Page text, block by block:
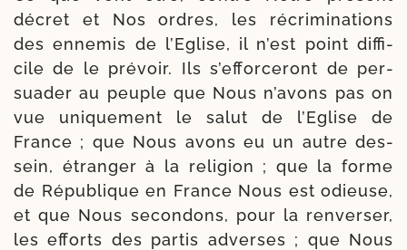
décret et Nos ordres, les récri­mi­na­tions
des enne­mis de l’Eglise, il n’est point dif­fi­
cile de le pré­voir. Ils s’efforceront de per­
sua­der au peuple que Nous n’avons pas on
vue uni­que­ment le salut de l’Eglise de
France ; que Nous avons eu un autre des­
sein, étran­ger à la reli­gion ; que la forme
de République en France Nous est odieuse,
et que Nous secon­dons, pour la ren­ver­ser,
les efforts des par­tis adverses ; que Nous